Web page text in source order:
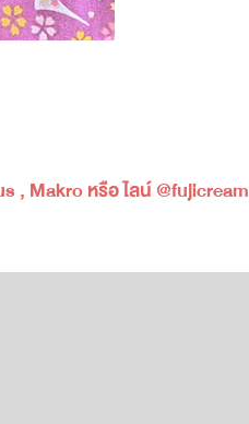
Makro หรือ ไลน์ @fujicream